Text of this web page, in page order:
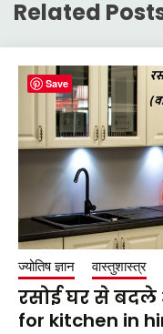
Related
ज्योतिष ज्ञान वास्तुशास्त्र
रसोई घर से बदले
for kitchen in
Save